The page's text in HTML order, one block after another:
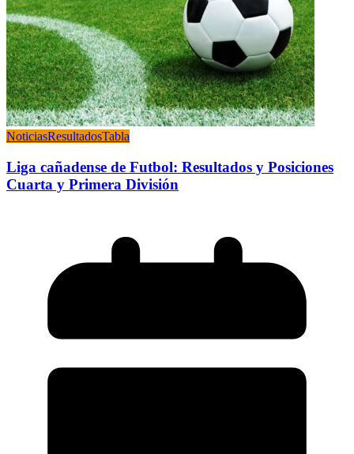
NoticiasResultadosTabla
Liga cañadense de Futbol: Resultados y Posiciones
Cuarta y Primera División